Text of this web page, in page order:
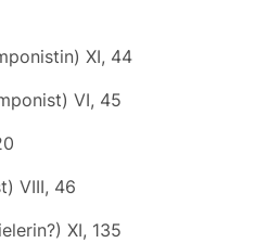
XI, 44
VI, 45
VIII, 46
XI, 135